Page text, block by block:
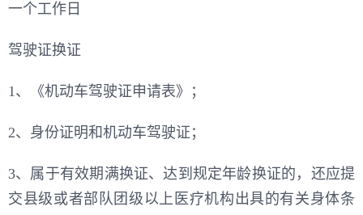
一个工作日
驾驶证换证
1、《机动车驾驶证申请表》；
2、身份证明和机动车驾驶证；
3、属于有效期满换证、达到规定年龄换证的，还应提
交县级或者部队团级以上医疗机构出具的有关身体条